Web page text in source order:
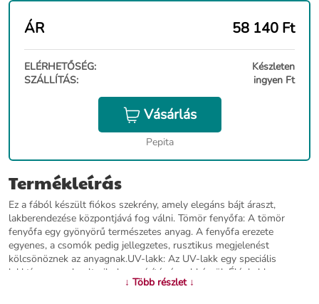
ÁR 58 140 Ft
ELÉRHETŐSÉG:
Készleten
SZÁLLÍTÁS:
ingyen Ft
Vásárlás
Pepita
Termékleírás
Ez a fából készült fiókos szekrény, amely elegáns bájt áraszt,
lakberendezése központjává fog válni. Tömör fenyőfa: A tömör
fenyőfa egy gyönyörű természetes anyag. A fenyőfa erezete
egyenes, a csomók pedig jellegzetes, rusztikus megjelenést
kölcsönöznek az anyagnak.UV-lakk: Az UV-lakk egy speciális
lakktípus, amely ultraibolya-szárítógéppel készül. Élénkebb,
fényűzőbb és tapinthatóbb felületet hoz létre a nem UV-lakkokhoz
↓ Több részlet ↓